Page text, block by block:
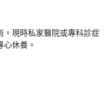
。現時私家醫院或專科診症
休養。